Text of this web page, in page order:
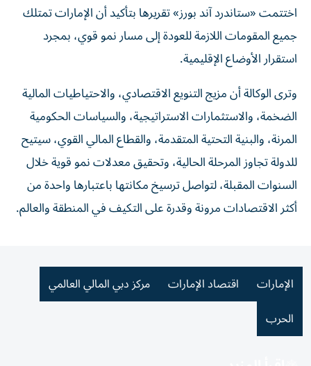
اختتمت «ستاندرد آند بورز» تقريرها بتأكيد أن الإمارات تمتلك
جميع المقومات اللازمة للعودة إلى مسار نمو قوي، بمجرد
استقرار الأوضاع الإقليمية.
وترى الوكالة أن مزيج التنويع الاقتصادي، والاحتياطيات المالية
الضخمة، والاستثمارات الاستراتيجية، والسياسات الحكومية
المرنة، والبنية التحتية المتقدمة، والقطاع المالي القوي، سيتيح
للدولة تجاوز المرحلة الحالية، وتحقيق معدلات نمو قوية خلال
السنوات المقبلة، لتواصل ترسيخ مكانتها باعتبارها واحدة من
أكثر الاقتصادات مرونة وقدرة على التكيف في المنطقة والعالم.
الإمارات اقتصاد الإمارات
مركز دبي المالي العالمي
الحرب